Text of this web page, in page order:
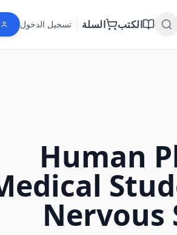
الكتب السلة تسجيل الدخول
Human
Nervous